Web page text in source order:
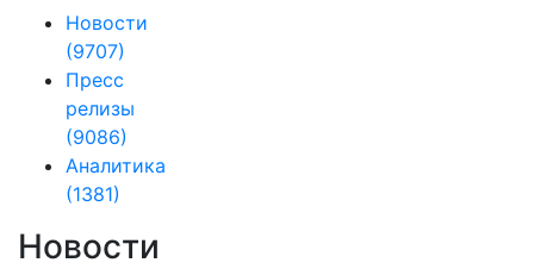
Новости
(9707)
Пресс
релизы
(9086)
Аналитика
(1381)
Новости